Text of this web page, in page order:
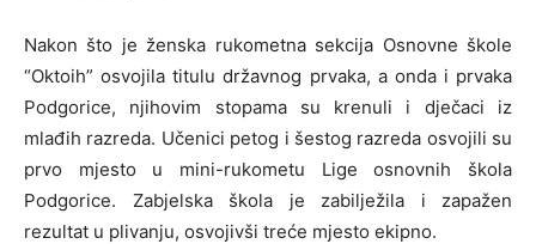
Nakon što je ženska rukometna sekcija Osnovne škole
“Oktoih” osvojila titulu državnog prvaka, a onda i prvaka
Podgorice, njihovim stopama su krenuli i dječaci iz
mlađih razreda. Učenici petog i šestog razreda osvojili su
prvo mjesto u mini-rukometu Lige osnovnih škola
Podgorice. Zabjelska škola je zabilježila i zapažen
rezultat u plivanju, osvojivši treće mjesto ekipno.